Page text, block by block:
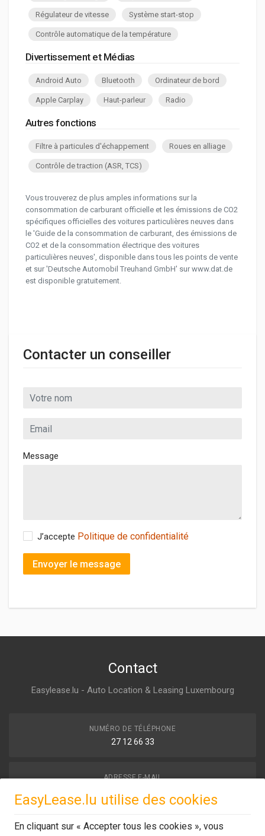
Régulateur de vitesse Système start-stop
Contrôle automatique de la température
Divertissement et Médias
Android Auto Bluetooth Ordinateur de bord
Apple Carplay Haut-parleur Radio
Autres fonctions
Filtre à particules d'échappement Roues en alliage
Contrôle de traction (ASR, TCS)
Vous trouverez de plus amples informations sur la
consommation de carburant officielle et les émissions de CO2
spécifiques officielles des voitures particulières neuves dans
le 'Guide de la consommation de carburant, des émissions de
CO2 et de la consommation électrique des voitures
particulières neuves', disponible dans tous les points de vente
et sur 'Deutsche Automobil Treuhand GmbH' sur www.dat.de
est disponible gratuitement.
Contacter un conseiller
Message
J’accepte Politique de confidentialité
Envoyer le message
EasyLease.lu utilise des cookies
En cliquant sur « Accepter tous les cookies », vous
Contact
Easylease.lu - Auto Location & Leasing Luxembourg
NUMÉRO DE TÉLÉPHONE
27 12 66 33
ADRESSE E-MAIL
NOTRE EMPLACEMENT